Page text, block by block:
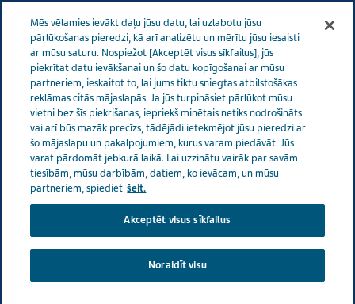
Latvia Ziņas un mediji Skatītākie raksti
Slimnīcas
saņēmušas farmācijas kompānijas Teva ziedotās Hydroxychloroquine
Sulfate tabletes cīņai pret Covid-19
Slimnīcas saņēmušas Teva
ziedotās tabletes pret
Covid-19
Mēs vēlamies ievākt daļu jūsu datu, lai uzlabotu jūsu
pārlūkošanas pieredzi, kā arī analizētu un mērītu jūsu iesaisti
ar mūsu saturu. Nospiežot [Akceptēt visus sīkfailus], jūs
piekrītat datu ievākšanai un šo datu kopīgošanai ar mūsu
partneriem, ieskaitot to, lai jums tiktu sniegtas atbilstošākas
reklāmas citās mājaslapās. Ja jūs turpināsiet pārlūkot mūsu
vietni bez šīs piekrišanas, iepriekš minētais netiks nodrošināts
vai arī būs mazāk precīzs, tādējādi ietekmējot jūsu pieredzi ar
šo mājaslapu un pakalpojumiem, kurus varam piedāvāt. Jūs
varat pārdomāt jebkurā laikā. Lai uzzinātu vairāk par savām
tiesībām, mūsu darbībām, datiem, ko ievācam, un mūsu
partneriem, spiediet šeit.
Akceptēt visus sīkfailus
Noraidīt visu